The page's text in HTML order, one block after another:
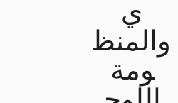
ي
والمنظ
ومة